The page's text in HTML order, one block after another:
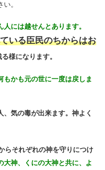
い。
には越せんとあります。
いる臣民のちからはお
様になります。
もかも元の世に一度は戻しま
気の毒が出来ます。神よく
らそれぞれの神を守りにつけ
大神、くにの大神と共に、よ